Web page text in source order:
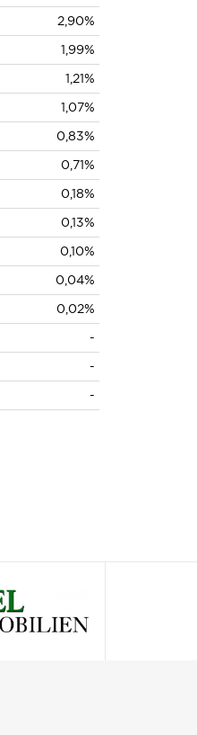
2,90%
1,99%
1,21%
1,07%
0,83%
0,71%
0,18%
0,13%
0,10%
0,04%
0,02%
-
-
-